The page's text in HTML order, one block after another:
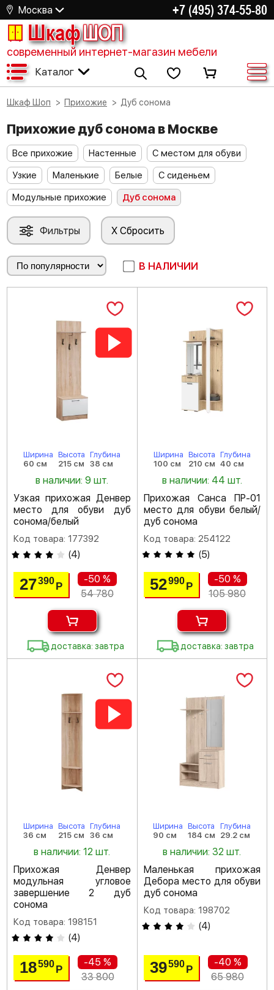
Москва +7 (495) 374-55-80
ШкафШОП
современный интернет-магазин мебели
Каталог
Шкаф Шоп Прихожие Дуб сонома
Прихожие дуб сонома в Москве
Все прихожие Настенные
С местом для обуви
Узкие
Маленькие Белые
С сиденьем
Модульные прихожие
Дуб сонома
Фильтры X Сбросить
В НАЛИЧИИ
Ширина
60 см
Высота
215 см
Глубина
38 см
в наличии: 9 шт.
Узкая прихожая Денвер
место для обуви дуб
сонома/белый
Код товара: 177392
(4)
27390Р
-50 %
54 780
доставка: завтра
Ширина
100 см
Высота
210 см
Глубина
40 см
в наличии: 44 шт.
Прихожая Санса ПР-01
место для обуви белый/
дуб сонома
Код товара: 254122
(5)
52990 Р
-50 %
105 980
доставка: завтра
Ширина
36 см
Высота
215 см
Глубина
36 см
в наличии: 12 шт.
Прихожая Денвер
модульная угловое
завершение 2 дуб
сонома
Код товара: 198151
(4)
18590Р
-45 %
33 800
Ширина
90 см
Высота
184 см
Глубина
29.2 см
в наличии: 32 шт.
Маленькая прихожая
Дебора место для обуви
дуб сонома
Код товара: 198702
(4)
39590 Р
-40 %
65 980